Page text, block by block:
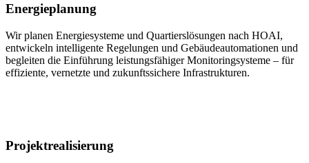
Energie­planung
Wir planen Energie­systeme und Quartiers­lösungen nach HOAI,
entwickeln intelligente Regelungen und Gebäude­auto­mationen und
begleiten die Ein­führung leistungs­fähiger Moni­toring­systeme – für
effiziente, vernetzte und zukunfts­sichere Infra­strukturen.
Projekt­realisierung